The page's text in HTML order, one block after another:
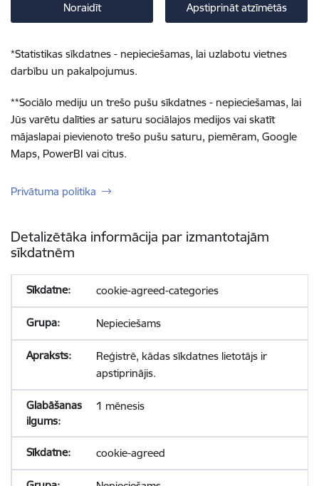
Noraidīt Apstiprināt atzīmētās
*Statistikas sīkdatnes - nepieciešamas, lai uzlabotu vietnes
darbību un pakalpojumus.
**Sociālo mediju un trešo pušu sīkdatnes - nepieciešamas, lai
Jūs varētu dalīties ar saturu sociālajos medijos vai skatīt
mājaslapai pievienoto trešo pušu saturu, piemēram, Google
Maps, PowerBI vai citus.
Privātuma politika
Detalizētāka informācija par izmantotajām
sīkdatnēm
cookie-agreed-categories
Nepieciešams
Reģistrē, kādas sīkdatnes lietotājs ir
apstiprinājis.
1 mēnesis
cookie-agreed